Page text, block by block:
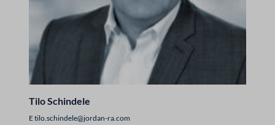
Tilo Schindele
Etilo.schindele@jordan-ra.com